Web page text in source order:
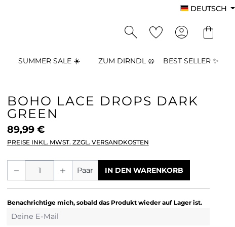
DEUTSCH
SUMMER SALE ☀️ ZUM DIRNDL 🥨 BEST SELLER ✨
BOHO LACE DROPS DARK
GREEN
89,99 €
PREISE INKL. MWST. ZZGL. VERSANDKOSTEN
Produkt Anzahl: Gib den
Paar IN DEN WARENKORB
Benachrichtige mich, sobald das Produkt wieder auf Lager ist.
Deine E-Mail